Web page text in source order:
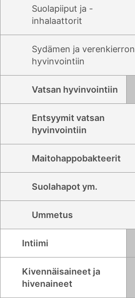
Suolapiiput ja -
inhalaattorit
Sydämen ja verenkierron
hyvinvointiin
Vatsan hyvinvointiin
Entsyymit vatsan
hyvinvointiin
Maitohappobakteerit
Suolahapot ym.
Ummetus
Intiimi
Kivennäisaineet ja
hivenaineet